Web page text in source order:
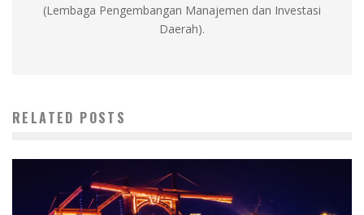
(Lembaga Pengembangan Manajemen dan Investasi
Daerah).
RELATED POSTS